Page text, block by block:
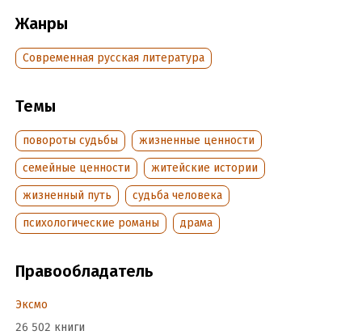
Дата написания:
Год издания:2013
Жанры
Современная русская литература
Темы
повороты судьбы
жизненные ценности
семейные ценности
житейские истории
жизненный путь
судьба человека
психологические романы
драма
Правообладатель
Эксмо
26 502 книги